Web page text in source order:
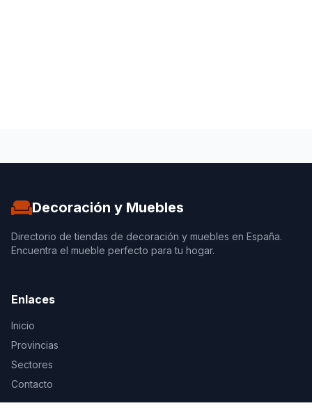
Decoración y Muebles
Directorio de tiendas de decoración y muebles en España.
Encuentra el mueble perfecto para tu hogar.
Enlaces
Inicio
Provincias
Sectores
Contacto